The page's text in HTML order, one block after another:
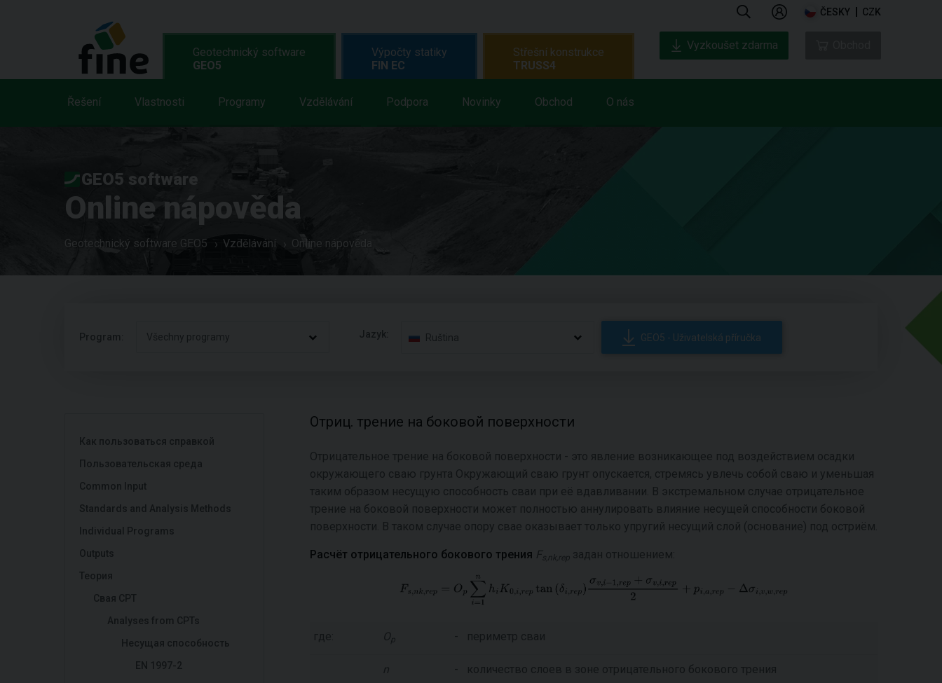
ČESKY CZK
Geotechnický software
GEO5
Řešení Vlastnosti Programy Vzdělávání Podpora Novinky Obchod O nás
Výpočty statiky
FIN EC
Střešní konstrukce
TRUSS4
Vyzkoušet zdarma
GEO5 software
Online nápověda
Geotechnický software GEO5 Vzdělávání Online nápověda
Program: Všechny programy Jazyk: Ruština GEO5 - Uživatelská příručka
Как пользоваться справкой
Пользовательская среда
Common Input
Standards and Analysis Methods
Individual Programs
Outputs
Теория
Свая CPT
Analyses from CPTs
Несущая способность
EN 1997-2
Отриц. трение на боковой поверхности
Отрицательное трение на боковой поверхности - это явление возникающее под воздействием осадки
окружающего сваю грунта Окружающий сваю грунт опускается, стремясь увлечь собой сваю и уменьшая
таким образом несущую способность сваи при её вдавливании. В экстремальном случае отрицательное
трение на боковой поверхности может полностью аннулировать влияние несущей способности боковой
поверхности. В таком случае опору свае оказывает только упругий несущий слой (основание) под остриём.
Расчёт отрицательного бокового трения F s,nk,rep задан отношением:
где: Op - периметр сваи
n - количество слоев в зоне отрицательного бокового трения